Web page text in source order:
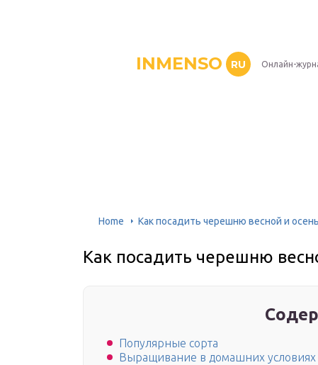
INMENSO RU Онлайн-
Home Как посадить черешню весной и
Как посадить черешню
Популярные сорта
Выращивание в домашних условиях